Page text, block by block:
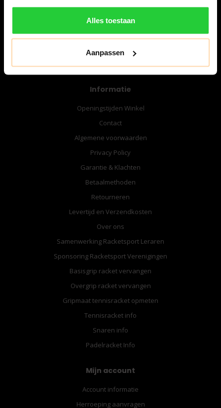
Alles toestaan
Aanpassen
info@bespanracket.nl
Informatie
Openingstijden Winkel
Contact
Algemene voorwaarden
Privacy Policy
Garantie & Klachten
Betaalmethoden
Retourneren
Levertijd en Verzendkosten
Over ons
Samenwerking Racketsport Leraren
Sponsoring Racketsport Verenigingen
Basisgrip racket vervangen
Overgrip racket vervangen
Gripmaat tennisracket opmeten
Tennisracket info
Snaren info
Padelracket Info
Mijn account
Account informatie
Herroeping aanvragen